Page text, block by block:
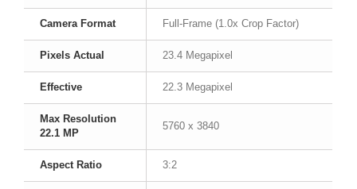
Camera Format Full-Frame (1.0x Crop Factor)
Pixels Actual 23.4 Megapixel
Effective 22.3 Megapixel
Max Resolution
22.1 MP
5760 x 3840
Aspect Ratio 3:2